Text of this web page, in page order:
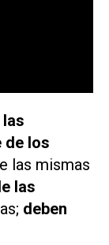
las
de los
las mismas
las
deben